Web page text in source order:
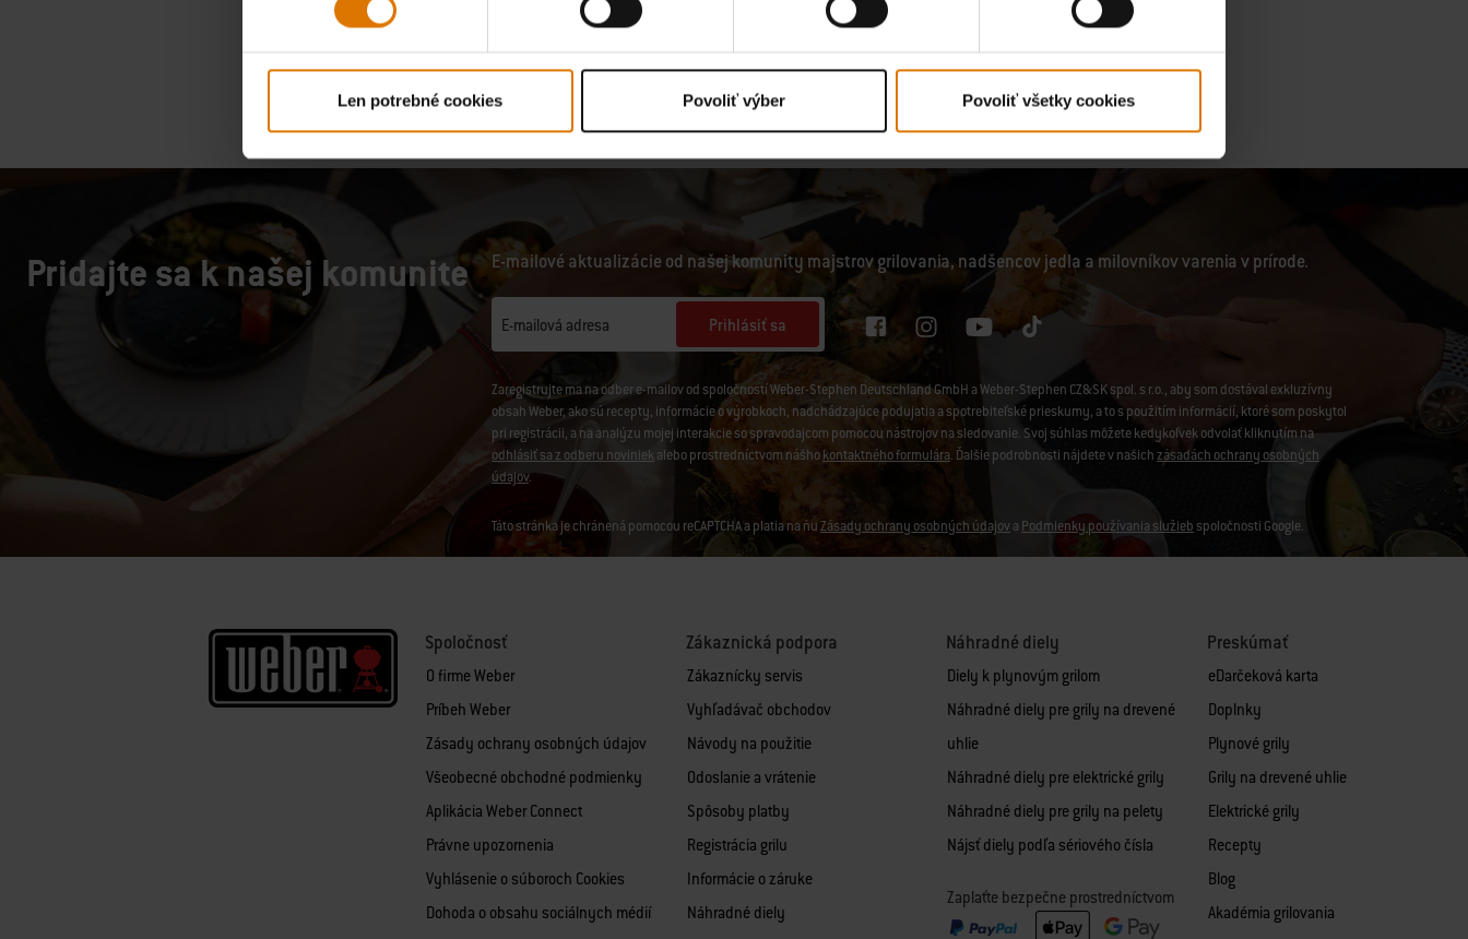
Len potrebné cookies Povoliť výber Povoliť všetky cookies
Upozorniť ma
Pridajte sa k našej komunite E-mailové aktualizácie od našej komunity majstrov grilovania, nadšencov jedla a milovníkov varenia v prírode.
E-mailová adresa Prihlásiť sa
Zaregistrujte ma na odber e-mailov od spoločností Weber-Stephen Deutschland GmbH a Weber-Stephen CZ&SK spol. s r.o., aby som dostával exkluzívny
obsah Weber, ako sú recepty, informácie o výrobkoch, nadchádzajúce podujatia a spotrebiteľské prieskumy, a to s použitím informácií, ktoré som poskytol
pri registrácii, a na analýzu mojej interakcie so spravodajcom pomocou nástrojov na sledovanie. Svoj súhlas môžete kedykoľvek odvolať kliknutím na
odhlásiť sa z odberu noviniekalebo prostredníctvom nášhokontaktného formulára. Ďalšie podrobnosti nájdete v našichzásadách ochrany osobných
údajov.
Táto stránka je chránená pomocou reCAPTCHA a platia na ňuZásady ochrany osobných údajova Podmienky používania služieb spoločnosti Google.
Spoločnosť
O firme Weber
Príbeh Weber
Zásady ochrany osobných údajov
Všeobecné obchodné podmienky
Aplikácia Weber Connect
Právne upozornenia
Vyhlásenie o súboroch Cookies
Dohoda o obsahu sociálnych médií
Zákaznická podpora
Zákaznícky servis
Vyhľadávač obchodov
Návody na použitie
Odoslanie a vrátenie
Spôsoby platby
Registrácia grilu
Informácie o záruke
Náhradné diely
Náhradné diely
Diely k plynovým grilom
Náhradné diely pre grily na drevené
uhlie
Náhradné diely pre elektrické grily
Náhradné diely pre grily na pelety
Nájsť diely podľa sériového čísla
Zaplaťte bezpečne prostredníctvom
Preskúmať
eDarčeková karta
Doplnky
Plynové grily
Grily na drevené uhlie
Elektrické grily
Recepty
Blog
Akadémia grilovania